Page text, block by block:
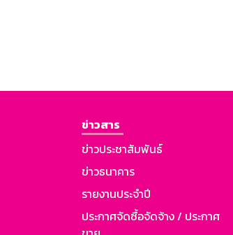
ข่าวสาร
ข่าวประชาสัมพันธ์
ข่าวธนาคาร
รายงานประจำปี
ประกาศจัดซื้อจัดจ้าง / ประกาศ